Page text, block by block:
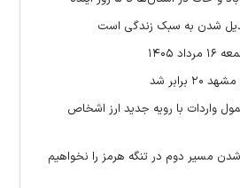
شدن به سبک زندگی است
شد
واردات با رویه جدید ارز اشخاص
مسیر دوم در تنگه هرمز را نخواهیم